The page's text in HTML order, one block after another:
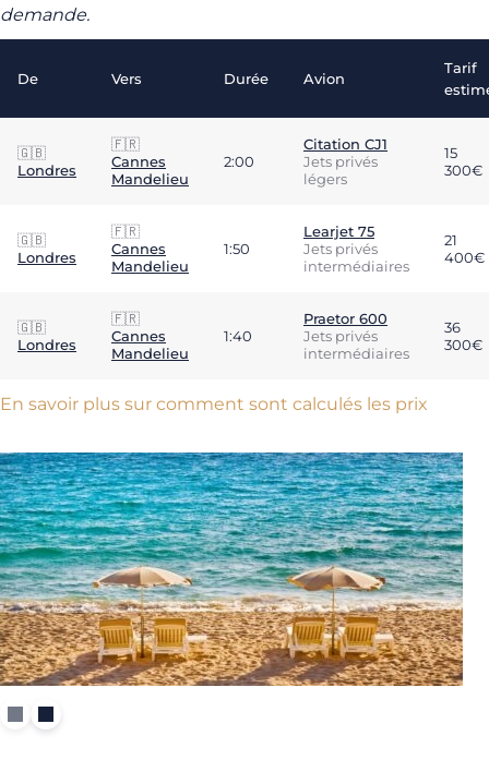
demande.
De Vers Durée Avion
Tarif
🇬🇧
Londres
🇫🇷
Cannes
Mandelieu
2:00
Citation CJ1
Jets privés
légers
15
300€
🇬🇧
Londres
🇫🇷
Cannes
Mandelieu
1:50
Learjet 75
Jets privés
intermédiaires
21
400€
🇬🇧
Londres
🇫🇷
Cannes
Mandelieu
1:40
Praetor 600
Jets privés
intermédiaires
36
300€
En savoir plus sur comment sont calculés les prix